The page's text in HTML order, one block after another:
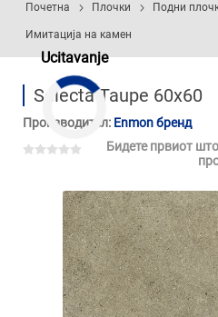
Ucitavanje
Почетна Плочки Подни
Имитација на камен
Selecta Taupe 60x60
Производител: Enmon бренд
Бидете првиот